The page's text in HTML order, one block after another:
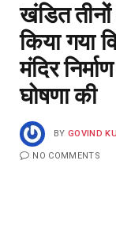
खंडित
किया गया
मंदिर
घोषणा की
BY GOVIND
NO COMMENTS